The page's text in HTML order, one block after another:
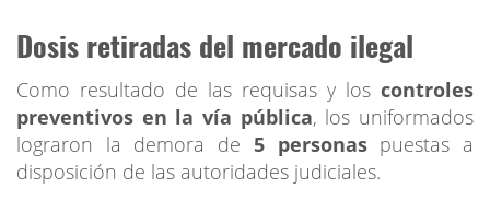
Dosis retiradas del mercado ilegal
Como resultado de las requisas y los controles
preventivos en la vía pública, los uniformados
lograron la demora de 5 personaspuestas a
disposición de las autoridades judiciales.